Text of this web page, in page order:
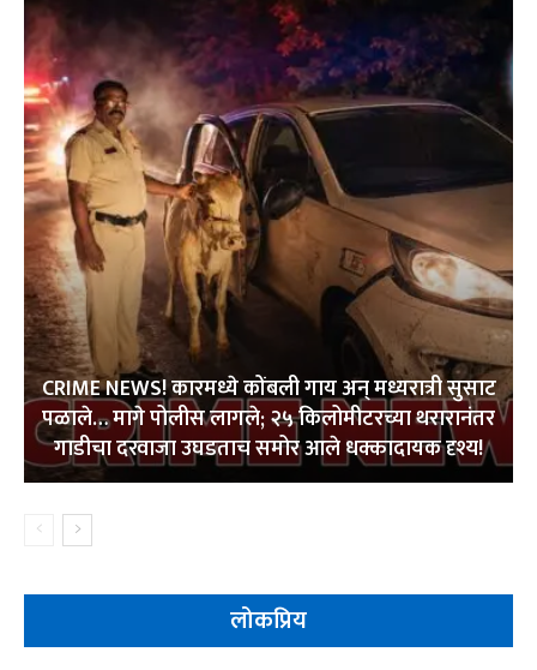
CRIME NEWS! कारमध्ये कोंबली गाय अन् मध्यरात्री सुसाट
पळाले… मागे पोलीस लागले; २५ किलोमीटरच्या थरारानंतर
गाडीचा दरवाजा उघडताच समोर आले धक्कादायक दृश्य!
लोकप्रिय